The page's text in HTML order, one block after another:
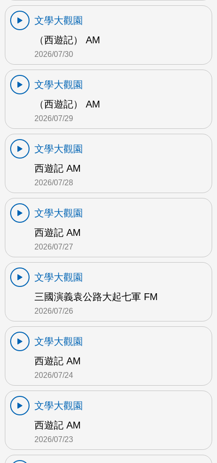
文學大觀園
（西遊記） AM
2026/07/30
文學大觀園
（西遊記） AM
2026/07/29
文學大觀園
西遊記 AM
2026/07/28
文學大觀園
西遊記 AM
2026/07/27
文學大觀園
三國演義袁公路大起七軍 FM
2026/07/26
文學大觀園
西遊記 AM
2026/07/24
文學大觀園
西遊記 AM
2026/07/23